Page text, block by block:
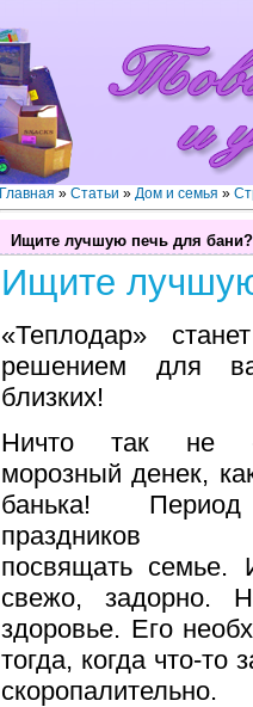
Главная » Статьи » Дом и семья »
Ищите лучшую печь для бани?
Ищите
«Теплодар»
решением для
близких!
Ничто так не
морозный денек,
банька!
праздников
посвящать семье.
свежо, задорно.
здоровье. Его
тогда, когда что-
скоропалительно.